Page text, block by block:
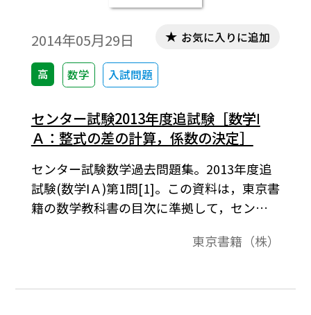
2014年05月29日
高 数学 入試問題
お気に入りに追加
センター試験2013年度追試験［数学Ⅰ
Ａ：整式の差の計算，係数の決定］
センター試験数学過去問題集。2013年度追
試験(数学ⅠＡ)第1問[1]。この資料は，東京書
籍の数学教科書の目次に準拠して，センタ
題と解答で構成されています。東京書籍（株）